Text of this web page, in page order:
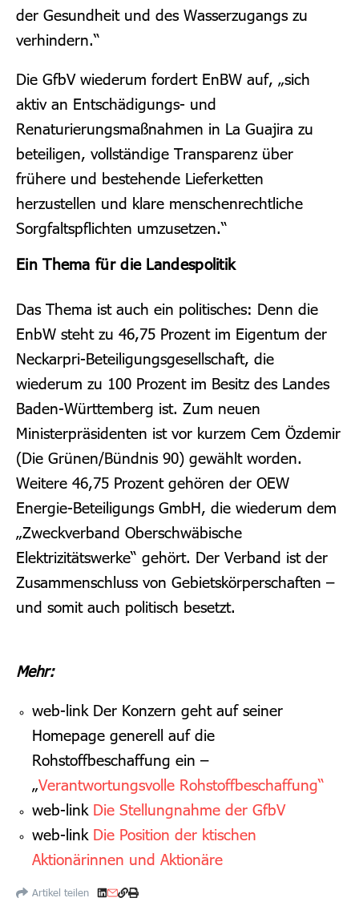
der Gesundheit und des Wasserzugangs zu
verhindern.“
Die GfbV wiederum fordert EnBW auf, „sich
aktiv an Entschädigungs- und
Renaturierungsmaßnahmen in La Guajira zu
beteiligen, vollständige Transparenz über
frühere und bestehende Lieferketten
herzustellen und klare menschenrechtliche
Sorgfaltspflichten umzusetzen.“
Ein Thema für die Landespolitik
Das Thema ist auch ein politisches: Denn die
EnbW steht zu 46,75 Prozent im Eigentum der
Neckarpri-Beteiligungsgesellschaft, die
wiederum zu 100 Prozent im Besitz des Landes
Baden-Württemberg ist. Zum neuen
Ministerpräsidenten ist vor kurzem Cem Özdemir
(Die Grünen/Bündnis 90) gewählt worden.
Weitere 46,75 Prozent gehören der OEW
Energie-Beteiligungs GmbH, die wiederum dem
„Zweckverband Oberschwäbische
Elektrizitätswerke“ gehört. Der Verband ist der
Zusammenschluss von Gebietskörperschaften –
und somit auch politisch besetzt.
Mehr:
web-link Der Konzern geht auf seiner
Homepage generell auf die
Rohstoffbeschaffung ein –
„Verantwortungsvolle Rohstoffbeschaffung“
web-link Die Stellungnahme der GfbV
web-link Die Position der ktischen
Aktionärinnen und Aktionäre
Artikel teilen